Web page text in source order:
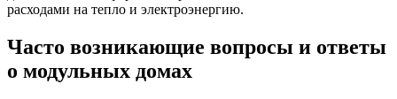
расходами на тепло и электроэнергию.
Часто возникающие вопросы и ответы
о модульных домах